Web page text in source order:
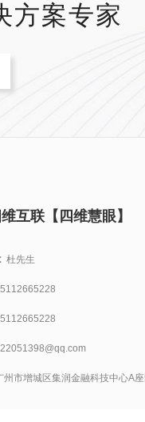
方案专家
互联【四维慧眼】
杜先生
州市增城区集润金融科技中心A